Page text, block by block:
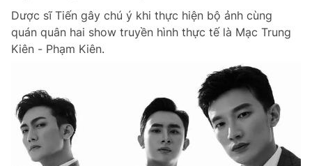
Dược sĩ Tiến gây chú ý khi thực hiện bộ ảnh cùng
quán quân hai show truyền hình thực tế là Mạc Trung
Kiên - Phạm Kiên.